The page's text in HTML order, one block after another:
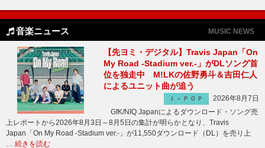
音楽ニュース MUSIC NEWS
【先ヨミ・デジタル】Travis Japan「On
My Road -Stadium ver.-」がDLソング首
位を独走中 M!LKの佐野勇斗＆吉田仁人
によるユニット曲が追う
Ｊ－ＰＯＰ
2026年8月7日
GfK/NIQ Japanによるダウンロード・ソング売
上レポートから2026年8月3日～8月5日の集計が明らかとなり、Travis
Japan「On My Road -Stadium ver.-」が11,550ダウンロード（DL）を売り上
… 続きを読む